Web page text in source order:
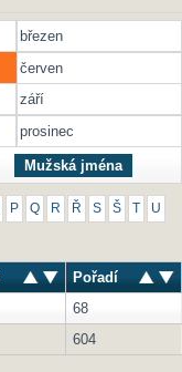
březen
červen
září
prosinec
Mužská jména
P Q R Ř S Š U
Pořadí
68
604